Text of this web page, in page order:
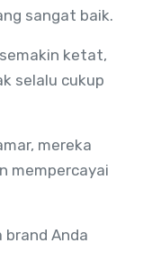
sangat baik.
ketat,
selalu cukup
mereka
mempercayai
Anda